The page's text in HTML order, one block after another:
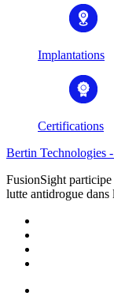
Implantations
Certifications
Bertin Technologies
FusionSight participe
lutte antidrogue